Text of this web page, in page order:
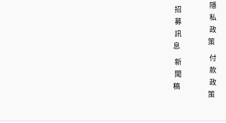
招
募
訊
息
新
聞
稿
隱
私
政
策
付
款
政
策